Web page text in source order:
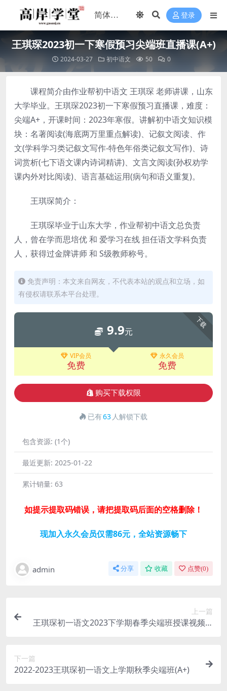
登录
王琪琛2023初一下寒假预习尖端班直播课(A+)
2024-03-27 初中语文 50 0
课程简介由作业帮初中语文 王琪琛 老师讲课，山东
大学毕业。王琪琛2023初一下寒假预习直播课，难度：
尖端A+，开课时间：2023年寒假。讲解初中语文知识模
块：名著阅读(海底两万里重点解读)、记叙文阅读、作
文(学科学习类记叙文写作-特色年俗类记叙文写作)、诗
词赏析(七下语文课内诗词精讲)、文言文阅读(孙权劝学
课内外对比阅读)、语言基础运用(病句和语义重复)。
王琪琛简介：
王琪琛毕业于山东大学，作业帮初中语文总负责
人，曾在学而思培优 和 爱学习在线 担任语文学科负责
人，获得过金牌讲师 和 S级教师称号。
免责声明：本文来自网友，不代表本站的观点和立场，如
有侵权请联系本平台处理。
下载
9.9元
VIP会员
免费
永久会员
免费
购买下载权限
已有63 人解锁下载
包含资源: (1个)
最近更新: 2025-01-22
累计销量: 63
如提示提取码错误，请把提取码后面的空格删除！
现加入永久会员仅需86元，全站资源畅下
admin 分享 收藏 点赞(0)
上一篇
王琪琛初一语文2023下学期春季尖端班授课视频(A
下一篇
2022-2023王琪琛初一语文上学期秋季尖端班(A+)